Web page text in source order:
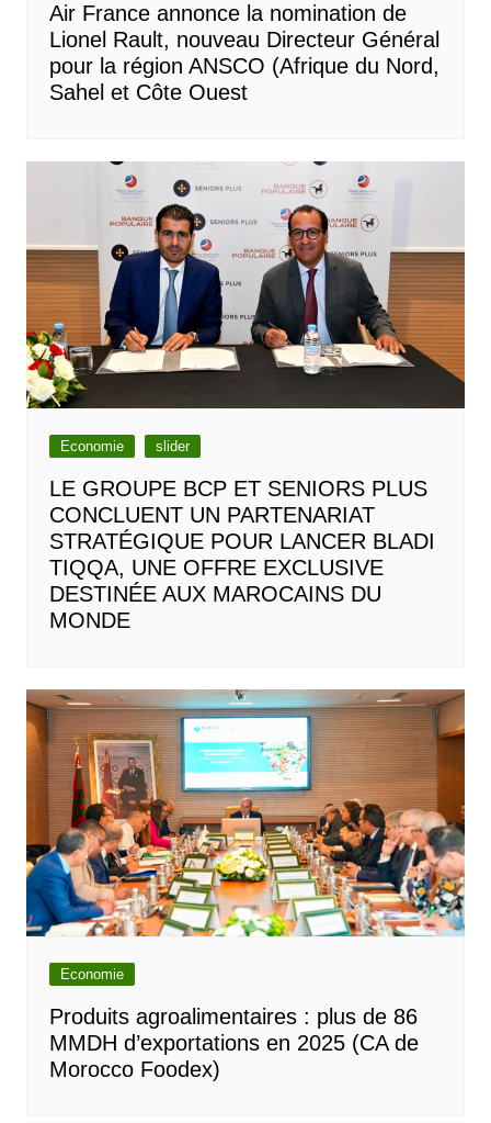
Air France annonce la nomination de
Lionel Rault, nouveau Directeur Général
pour la région ANSCO (Afrique du Nord,
Sahel et Côte Ouest
Economie slider
LE GROUPE BCP ET SENIORS PLUS
CONCLUENT UN PARTENARIAT
STRATÉGIQUE POUR LANCER BLADI
TIQQA, UNE OFFRE EXCLUSIVE
DESTINÉE AUX MAROCAINS DU
MONDE
Economie
Produits agroalimentaires : plus de 86
MMDH d’exportations en 2025 (CA de
Morocco Foodex)